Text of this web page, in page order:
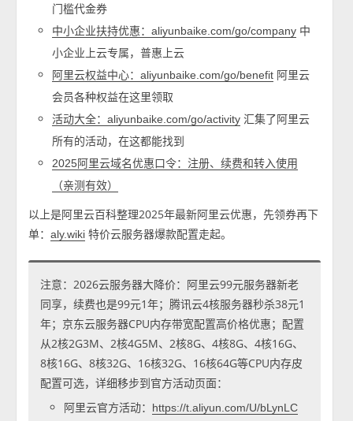
门槛代金券
中小企业扶持优惠：aliyunbaike.com/go/company 中
小企业上云专属，普惠上云
阿里云权益中心：aliyunbaike.com/go/benefit 阿里云
会员各种权益在这里领取
活动大全：aliyunbaike.com/go/activity 汇集了阿里云
所有的活动，在这都能找到
2025阿里云域名优惠口令：注册、续费和转入使用
（亲测有效）
以上是阿里云百科整理2025年最新阿里云优惠，先领券再下
单：aly.wiki 特价云服务器爆款配置走起。
注意：2026云服务器大降价：阿里云99元服务器新老
同享，续费也是99元1年；腾讯云4核服务器秒杀38元1
年；京东云服务器CPU内存带宽配置高价格优惠；配置
从2核2G3M、2核4G5M、2核8G、4核8G、4核16G、
8核16G、8核32G、16核32G、16核64G等CPU内存皮
配置可选，详细移步到官方活动页面：
阿里云官方活动：
https://t.aliyun.com/U/bLynLC